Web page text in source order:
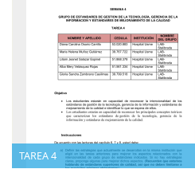
TAREA 4